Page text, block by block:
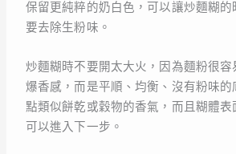
保留更純粹的奶白色，可以讓炒麵糊的
要去除生粉味。
炒麵糊時不要開太大火，因為麵粉很容
爆香感，而是平順、均衡、沒有粉味的
點類似餅乾或穀物的香氣，而且糊體表
可以進入下一步。